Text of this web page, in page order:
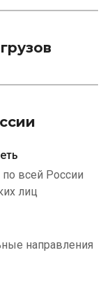
всей России
лиц
направления